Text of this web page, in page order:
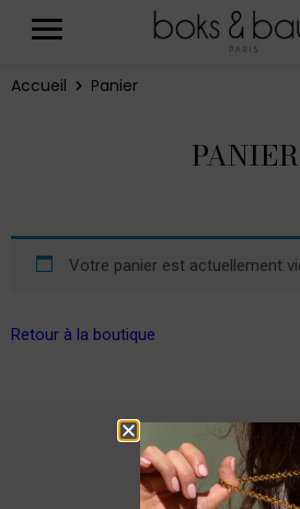
Accueil Panier
PANIER
Votre panier est actuellement
Retour à la boutique
Imaginé à
par Sylvie
Panneau de gestion des